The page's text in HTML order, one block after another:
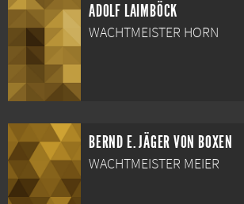
ADOLF LAIMBÖCK
WACHTMEISTER HORN
BERND E. JÄGER VON BOXEN
WACHTMEISTER MEIER